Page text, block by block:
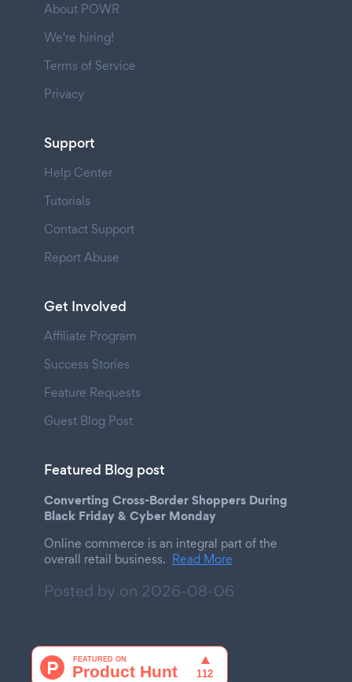
About POWR
We're hiring!
Terms of Service
Privacy
Support
Help Center
Tutorials
Contact Support
Report Abuse
Get Involved
Affiliate Program
Success Stories
Feature Requests
Guest Blog Post
Featured Blog post
Converting Cross-Border Shoppers During
Black Friday & Cyber Monday
Online commerce is an integral part of the
overall retail business. Read More
Posted by on 2026-08-06